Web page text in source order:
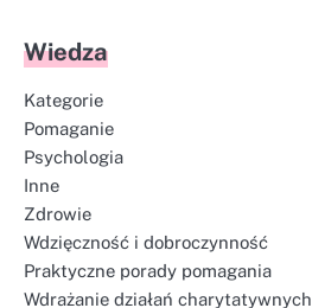
Wiedza
Kategorie
Pomaganie
Psychologia
Inne
Zdrowie
Wdzięczność i dobroczynność
Praktyczne porady pomagania
Wdrażanie działań charytatywnych